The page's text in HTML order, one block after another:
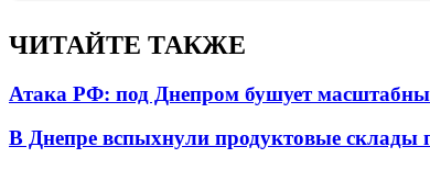
ЧИТАЙТЕ ТАКЖЕ
Атака РФ: под Днепром бушует
В Днепре вспыхнули продуктовые склады